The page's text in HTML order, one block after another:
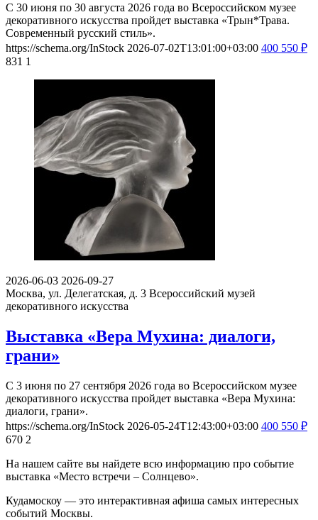
С 30 июня по 30 августа 2026 года во Всероссийском музее
декоративного искусства пройдет выставка «Трын*Трава.
Современный русский стиль».
https://schema.org/InStock 2026-07-02T13:01:00+03:00 400 550 ₽
831 1
2026-06-03 2026-09-27
Москва, ул. Делегатская, д. 3 Всероссийский музей
декоративного искусства
Выставка «Вера Мухина: диалоги,
грани»
С 3 июня по 27 сентября 2026 года во Всероссийском музее
декоративного искусства пройдет выставка «Вера Мухина:
диалоги, грани».
https://schema.org/InStock 2026-05-24T12:43:00+03:00 400 550 ₽
670 2
На нашем сайте вы найдете всю информацию про событие
выставка «Место встречи – Солнцево».
Кудамоскоу — это интерактивная афиша самых интересных
событий Москвы.